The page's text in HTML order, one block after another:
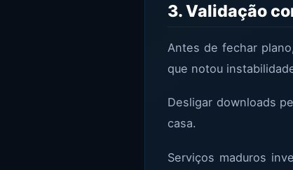
3. Validação
Antes de fechar
que notou
Desligar downloads
casa.
Serviços maduros